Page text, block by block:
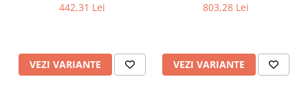
442,31 Lei
VEZI VARIANTE
803,28 Lei
VEZI VARIANTE